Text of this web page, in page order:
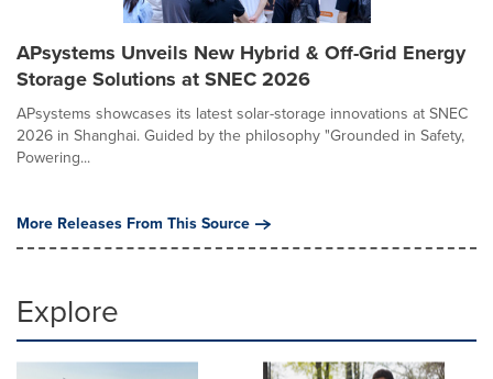
APsystems Unveils New Hybrid & Off-Grid Energy
Storage Solutions at SNEC 2026
APsystems showcases its latest solar-storage innovations at SNEC
2026 in Shanghai. Guided by the philosophy "Grounded in Safety,
Powering...
More Releases From This Source
Explore